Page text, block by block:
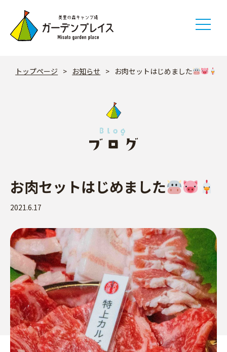
content
トップページ > お知らせ > お肉セットはじめました
お肉セットはじめました
2021.6.17